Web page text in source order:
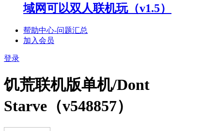
域网可以双人联机玩（v1.5）
帮助中心-问题汇总
加入会员
登录
饥荒联机版单机/Dont
Starve（v548857）